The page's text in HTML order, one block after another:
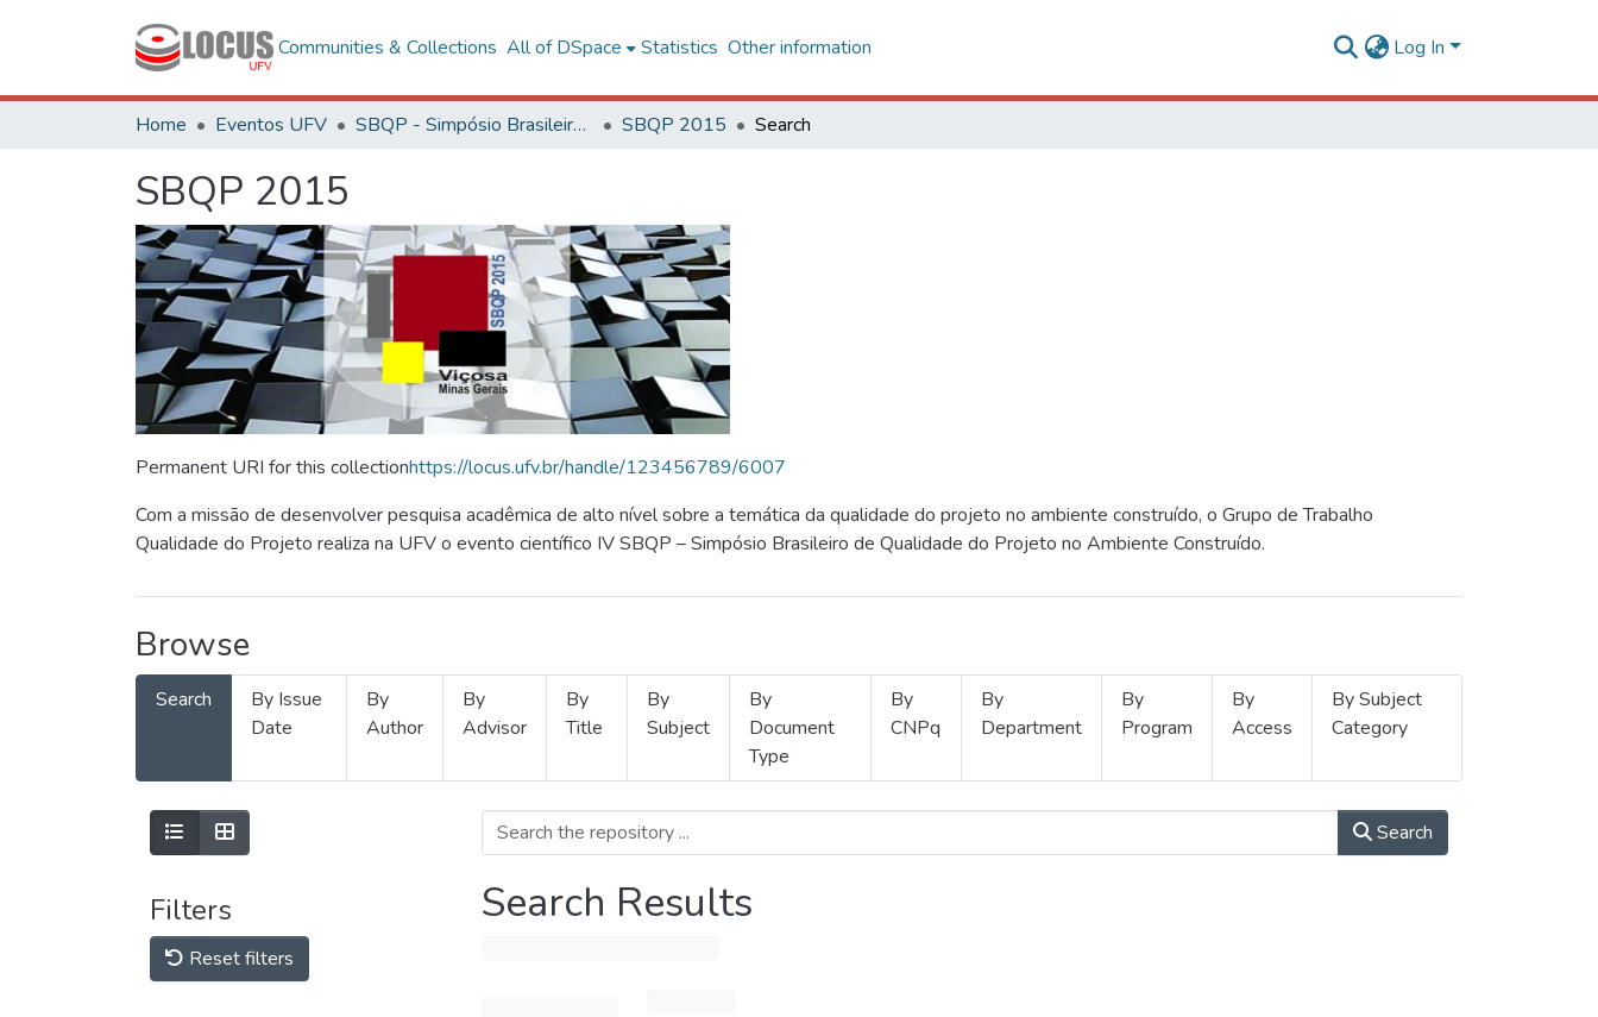
Communities & Collections All of DSpace Statistics Other information Log In
Home Eventos UFV SBQP - Simpósio Brasileiro de Qualidade do Projeto no Ambiente Construído SBQP 2015 Search
SBQP 2015
Permanent URI for this collectionhttps://locus.ufv.br/handle/123456789/6007
Com a missão de desenvolver pesquisa acadêmica de alto nível sobre a temática da qualidade do projeto no ambiente construído, o Grupo de Trabalho
Qualidade do Projeto realiza na UFV o evento científico IV SBQP – Simpósio Brasileiro de Qualidade do Projeto no Ambiente Construído.
Browse
Search
By Issue
Date
By
Author
By
Advisor
By
Title
By
Subject
By
Document
Type
By
CNPq
By
Department
By
Program
By
Access
By Subject
Category
Filters
Reset filters
Search
Search Results